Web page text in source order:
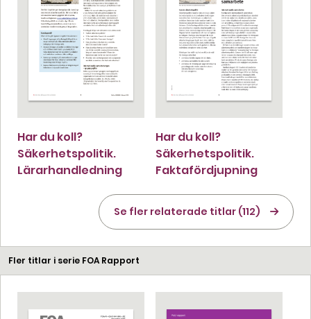
Har du koll?
Säkerhetspolitik.
Lärarhandledning
Har du koll?
Säkerhetspolitik.
Faktafördjupning
Se fler relaterade titlar (112)
Fler titlar i serie FOA Rapport